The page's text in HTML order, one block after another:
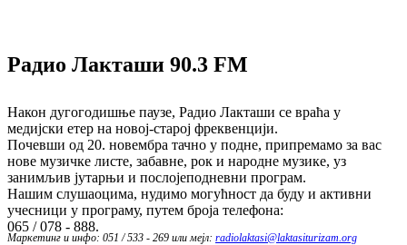
Радио Лакташи 90.3 FM
Након дугогодишње паузе, Радио Лакташи се враћа у
медијски етер на новој-старој фреквенцији.
Почевши од 20. новембра тачно у подне, припремамо за вас
нове музичке листе, забавне, рок и народне музике, уз
занимљив јутарњи и послојеподневни програм.
Нашим слушаоцима, нудимо могућност да буду и активни
учесници у програму, путем броја телефона:
065 / 078 - 888.
Маркетинг и инфо: 051 / 533 - 269 или мејл: radiolaktasi@laktasiturizam.org